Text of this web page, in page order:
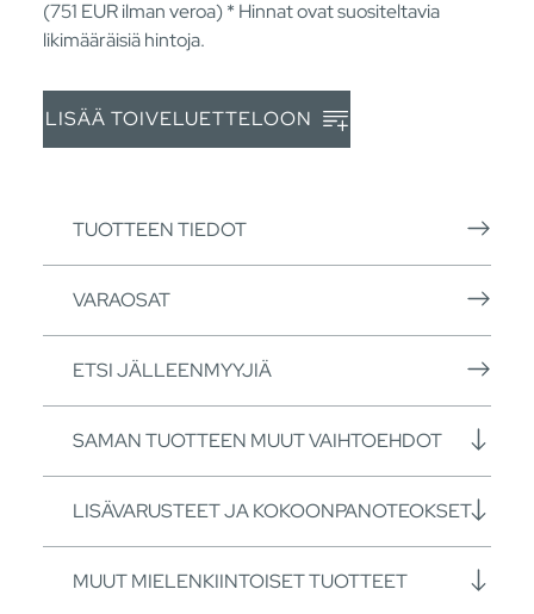
(751 EURilman veroa) * Hinnat ovat suositeltavia
likimääräisiä hintoja.
LISÄÄ TOIVELUETTELOON
TUOTTEEN TIEDOT
VARAOSAT
ETSI JÄLLEENMYYJIÄ
SAMAN TUOTTEEN MUUT VAIHTOEHDOT
LISÄVARUSTEET JA KOKOONPANOTEOKSET
MUUT MIELENKIINTOISET TUOTTEET